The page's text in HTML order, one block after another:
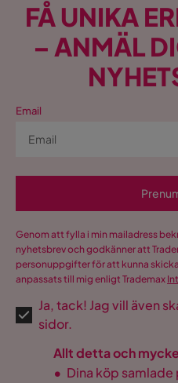
FÅ UNIKA
– ANMÄL
Email
Genom att fylla i min mailadress
nyhetsbrev och godkänner att
personuppgifter för att kunna
anpassats till mig enligt Trademax
Ja, tack! Jag vill även
sidor.
Allt detta och
• Dina köp samlade